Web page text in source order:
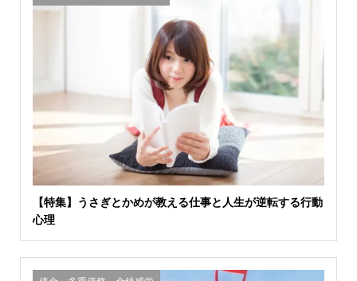
【特集】うさぎとかめが教える仕事と人生が逆転する行動
心理